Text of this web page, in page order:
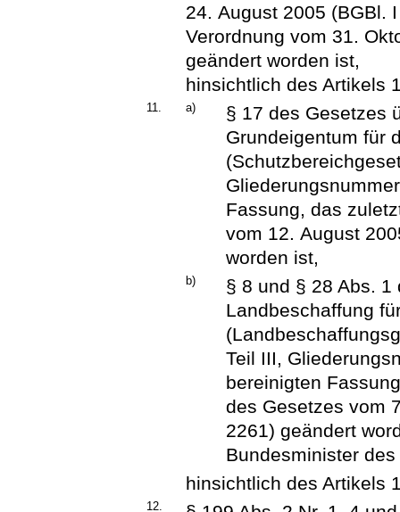
24. August 2005 (BGBl.
Verordnung vom 31.
geändert worden ist,
hinsichtlich des Artikels
11. a)
§ 17 des Gesetzes
Grundeigentum für
Fassung, das
vom 12. August
worden ist,
b)
§ 8 und § 28 Abs.
Landbeschaffung
Teil III,
bereinigten
des Gesetzes vom
2261) geändert
Bundesminister
hinsichtlich des Artikels
12.